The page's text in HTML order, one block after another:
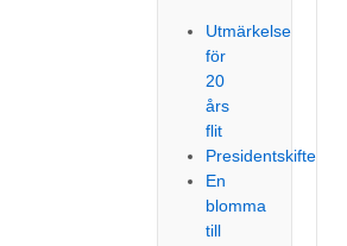
Utmärkelse
för
20
års
flit
Presidentskifte
En
blomma
till